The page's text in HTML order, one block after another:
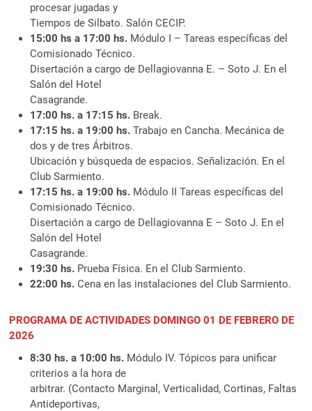
procesar jugadas y
Tiempos de Silbato. Salón CECIP.
15:00 hs a 17:00 hs. Módulo I – Tareas específicas del
Comisionado Técnico.
Disertación a cargo de Dellagiovanna E. – Soto J. En el
Salón del Hotel
Casagrande.
17:00 hs. a 17:15 hs. Break.
17:15 hs. a 19:00 hs.Trabajo en Cancha. Mecánica de
dos y de tres Árbitros.
Ubicación y búsqueda de espacios. Señalización. En el
Club Sarmiento.
17:15 hs. a 19:00 hs. Módulo II Tareas específicas del
Comisionado Técnico.
Disertación a cargo de Dellagiovanna E – Soto J. En el
Salón del Hotel
Casagrande.
19:30 hs. Prueba Física. En el Club Sarmiento.
22:00 hs. Cena en las instalaciones del Club Sarmiento.
PROGRAMA DE ACTIVIDADES DOMINGO 01 DE FEBRERO DE
2026
8:30 hs. a 10:00 hs. Módulo IV. Tópicos para unificar
criterios a la hora de
arbitrar. (Contacto Marginal, Verticalidad, Cortinas, Faltas
Antideportivas,